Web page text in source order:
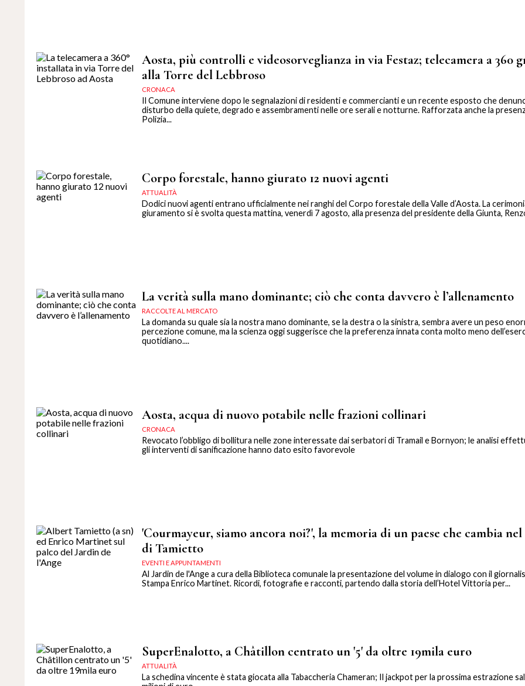
Aosta, più controlli e videosorveglianza in via Festaz; telecamera a 360
alla Torre del Lebbroso
CRONACA
Il Comune interviene dopo le segnalazioni di residenti e commercianti e un recente esposto che
disturbo della quiete, degrado e assembramenti nelle ore serali e notturne. Rafforzata anche la
Polizia...
Corpo forestale, hanno giurato 12 nuovi agenti
ATTUALITÀ
Dodici nuovi agenti entrano ufficialmente nei ranghi del Corpo forestale della Valle d’Aosta. La
giuramento si è svolta questa mattina, venerdì 7 agosto, alla presenza del presidente della Giunta,
La verità sulla mano dominante; ciò che conta davvero è l’allenamento
RACCOLTE AL MERCATO
La domanda su quale sia la nostra mano dominante, se la destra o la sinistra, sembra avere un peso
percezione comune, ma la scienza oggi suggerisce che la preferenza innata conta molto meno
quotidiano....
Aosta, acqua di nuovo potabile nelle frazioni collinari
CRONACA
Revocato l’obbligo di bollitura nelle zone interessate dai serbatori di Tramail e Bornyon; le analisi
gli interventi di sanificazione hanno dato esito favorevole
'Courmayeur, siamo ancora noi?', la memoria di un paese che cambia
di Tamietto
EVENTI E APPUNTAMENTI
Al Jardin de l'Ange a cura della Biblioteca comunale la presentazione del volume in dialogo con il
Stampa Enrico Martinet. Ricordi, fotografie e racconti, partendo dalla storia dell’Hotel Vittoria per...
SuperEnalotto, a Châtillon centrato un '5' da oltre 19mila euro
ATTUALITÀ
La schedina vincente è stata giocata alla Tabaccheria Chameran; Il jackpot per la prossima estrazione